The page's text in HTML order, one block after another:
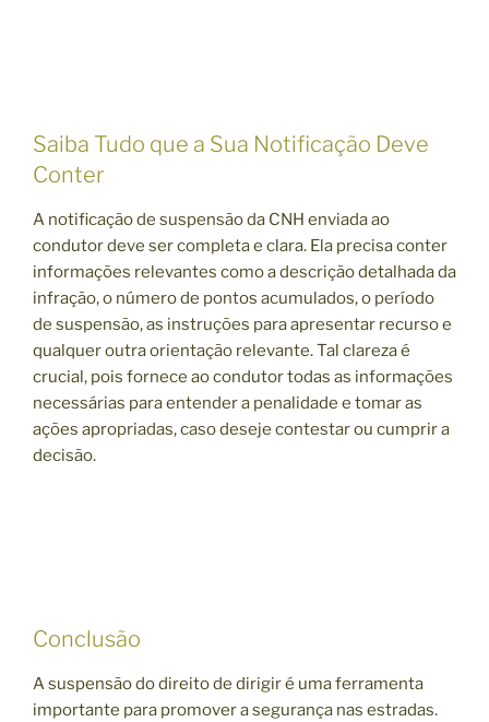
Saiba Tudo que a Sua Notificação Deve
Conter
A notificação de suspensão da CNH enviada ao
condutor deve ser completa e clara. Ela precisa conter
informações relevantes como a descrição detalhada da
infração, o número de pontos acumulados, o período
de suspensão, as instruções para apresentar recurso e
qualquer outra orientação relevante. Tal clareza é
crucial, pois fornece ao condutor todas as informações
necessárias para entender a penalidade e tomar as
ações apropriadas, caso deseje contestar ou cumprir a
decisão.
Conclusão
A suspensão do direito de dirigir é uma ferramenta
importante para promover a segurança nas estradas.